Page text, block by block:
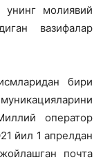
унинг молиявий
вазифалар
бири
оператор
йил 1 апрелдан
почта